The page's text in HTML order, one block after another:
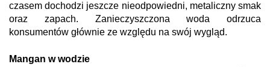
czasem dochodzi jeszcze nieodpowiedni, metaliczny smak
oraz zapach. Zanieczyszczona woda odrzuca
konsumentów głównie ze względu na swój wygląd.
Mangan w wodzie